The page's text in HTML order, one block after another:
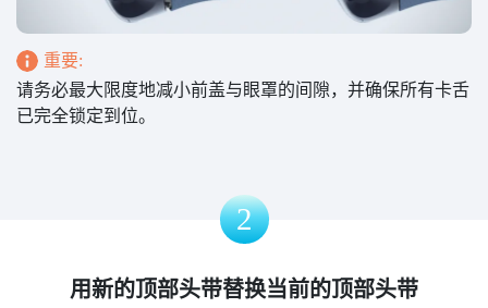
重要:
请务必最大限度地减小前盖与眼罩的间隙，并确保所有卡舌
已完全锁定到位。
2
用新的顶部头带替换当前的顶部头带